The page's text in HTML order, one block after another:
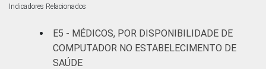
(mais de
50 leitos)
Indicadores Relacionados
E5 - MÉDICOS, POR DISPONIBILIDADE DE
COMPUTADOR NO ESTABELECIMENTO DE
SAÚDE